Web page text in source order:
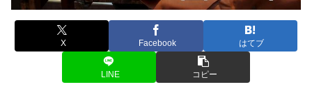
X Facebook はてブ
LINE コピー